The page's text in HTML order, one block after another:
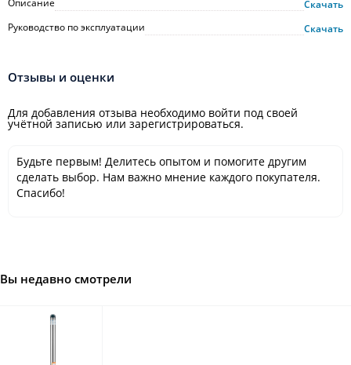
Описание
Скачать
Руководство по эксплуатации
Скачать
Отзывы и оценки
Для добавления отзыва необходимо войти под своей
учётной записью или зарегистрироваться.
Будьте первым! Делитесь опытом и помогите другим
сделать выбор. Нам важно мнение каждого покупателя.
Спасибо!
Вы недавно смотрели